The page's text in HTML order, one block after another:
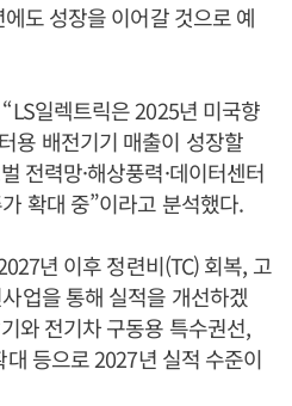
도 성장을 이어갈 것으로 예
일렉트릭은 2025년 미국향
용 배전기기 매출이 성장할
전력망·해상풍력·데이터센터
확대 중”이라고 분석했다.
년 이후 정련비(TC) 회복, 고
업을 통해 실적을 개선하겠
와 전기차 구동용 특수권선,
등으로 2027년 실적 수준이